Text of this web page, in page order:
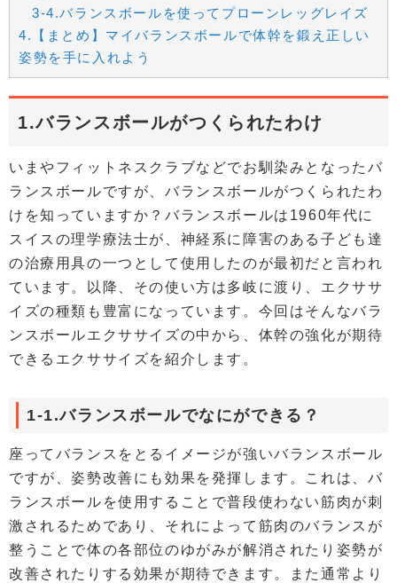
3-4.バランスボールを使ってプローンレッグレイズ
4.【まとめ】マイバランスボールで体幹を鍛え正しい
姿勢を手に入れよう
1.バランスボールがつくられたわけ
いまやフィットネスクラブなどでお馴染みとなったバ
ランスボールですが、バランスボールがつくられたわ
けを知っていますか？バランスボールは1960年代に
スイスの理学療法士が、神経系に障害のある子ども達
の治療用具の一つとして使用したのが最初だと言われ
ています。以降、その使い方は多岐に渡り、エクササ
イズの種類も豊富になっています。今回はそんなバラ
ンスボールエクササイズの中から、体幹の強化が期待
できるエクササイズを紹介します。
1-1.バランスボールでなにができる？
座ってバランスをとるイメージが強いバランスボール
ですが、姿勢改善にも効果を発揮します。これは、バ
ランスボールを使用することで普段使わない筋肉が刺
激されるためであり、それによって筋肉のバランスが
整うことで体の各部位のゆがみが解消されたり姿勢が
改善されたりする効果が期待できます。また通常より